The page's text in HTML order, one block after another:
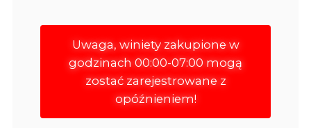
Uwaga, winiety zakupione w
godzinach 00:00-07:00 mogą
zostać zarejestrowane z
opóźnieniem!